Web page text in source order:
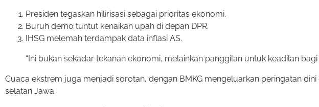
Presiden tegaskan hilirisasi sebagai prioritas ekonomi.
Buruh demo tuntut kenaikan upah di depan DPR.
IHSG melemah terdampak data inflasi AS.
“Ini bukan sekadar tekanan ekonomi, melainkan panggilan untuk keadilan
Cuaca ekstrem juga menjadi sorotan, dengan BMKG mengeluarkan peringatan
selatan Jawa.